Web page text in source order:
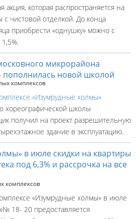
акция, которая распространяется на
чистовой отделкой. До конца
приобрести «однушку» можно с
микрорайона
новой школой
комплексов
«Изумрудные холмы»
хореографической школы
получил на проект разрешительную
здание в эксплуатацию.
в июле скидки на квартиры
под 6,3% и рассрочка на все
комплексов
«Изумрудные холмы» в июле
18- 20 предоставляется